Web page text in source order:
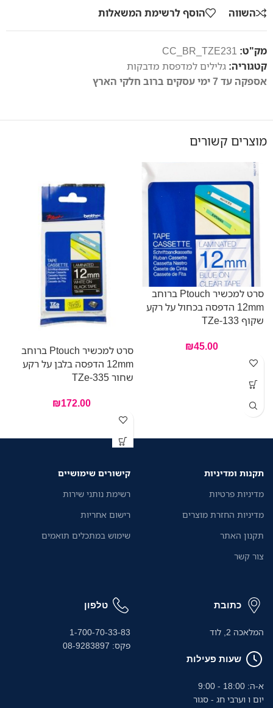
השווה הוסף לרשימת המשאלות
מק"ט: CC_BR_TZE231
קטגוריה: גלילים למדפסת מדבקות
אספקה עד 7 ימי עסקים ברוב חלקי הארץ
מוצרים קשורים
סרט למכשיר Ptouch ברוחב
12mm הדפסה בכחול על רקע
שקוף TZe-133
₪45.00
סרט למכשיר Ptouch ברוחב
12mm הדפסה בלבן על רקע
שחור TZe-335
₪172.00
תקנות ומדיניות
מדיניות פרטיות
מדיניות החזרת מוצרים
תקנון האתר
צור קשר
קישורים שימושיים
רשימת נותני שירות
רישום אחריות
שימוש במתכלים תואמים
כתובת
המלאכה 2, לוד
שעות פעילות
א-ה: 18:00 - 9:00
יום ו וערבי חג - סגור
טלפון
1-700-70-33-83
פקס: 08-9283897